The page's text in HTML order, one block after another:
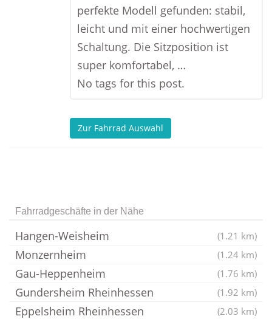
perfekte Modell gefunden: stabil,
leicht und mit einer hochwertigen
Schaltung. Die Sitzposition ist
super komfortabel, …
No tags for this post.
Zur Fahrrad Auswahl
Fahrradgeschäfte in der Nähe
Hangen-Weisheim (1.21 km)
Monzernheim (1.24 km)
Gau-Heppenheim (1.76 km)
Gundersheim Rheinhessen (1.92 km)
Eppelsheim Rheinhessen (2.03 km)